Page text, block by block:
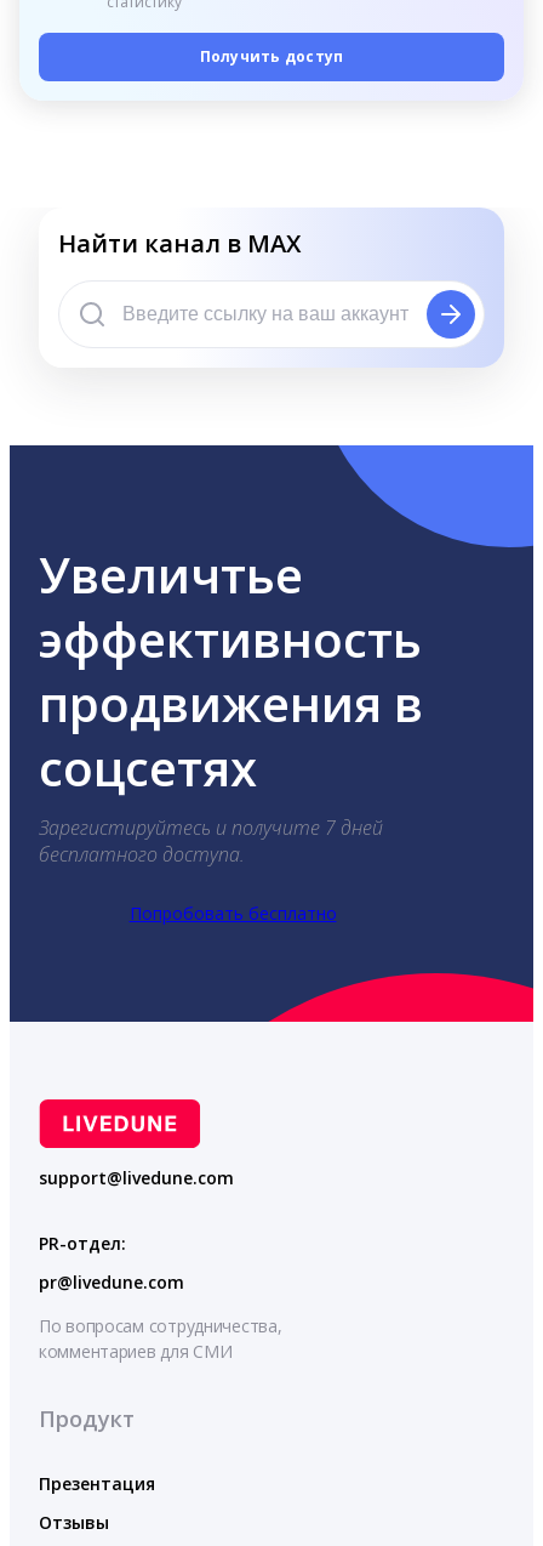
Получить доступ
Найти канал в MAX
Увеличтье
эффективность
продвижения в
соцсетях
Зарегистируйтесь и получите 7 дней
бесплатного доступа.
Попробовать бесплатно
support@livedune.com
PR-отдел:
pr@livedune.com
По вопросам сотрудничества,
комментариев для СМИ
Продукт
Презентация
Отзывы